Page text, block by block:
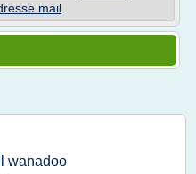
mail
wanadoo